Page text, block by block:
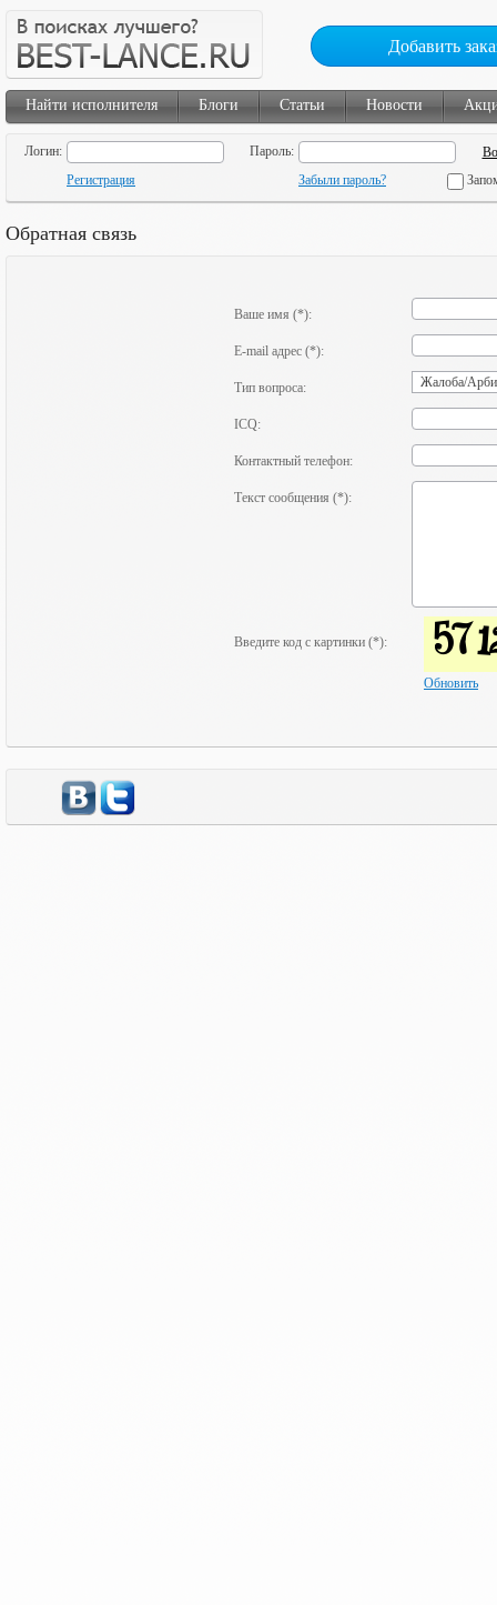
Добавить
Найти исполнителя Блоги Статьи Новости
Логин:
Пароль:
Регистрация
Забыли пароль?
Обратная связь
Ваше имя (*):
E-mail адрес (*):
Тип вопроса:
ICQ:
Контактный телефон:
Текст сообщения (*):
Введите код с картинки (*):
Обновить